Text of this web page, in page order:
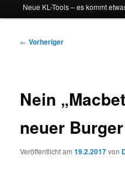
Neue KL-Tools – es kommt
Beitragsnavigation
← Vorheriger
Nein
neuer
Veröffentlicht am19.2.2017von